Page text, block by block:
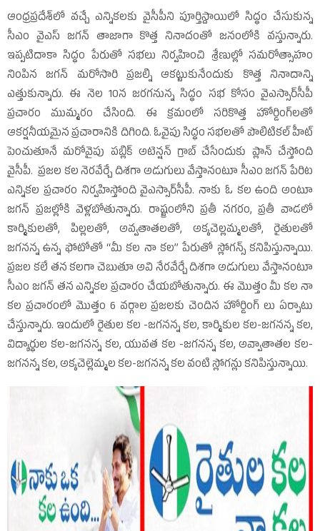
ఆంధ్రప్రదేశ్‌లో వచ్చే ఎన్నికలకు వైసీపీని పూర్తిస్దాయిలో సిద్ధం చేసుకున్న
సీఎం వైఎస్‌ జగన్‌ తాజాగా కొత్త నినాదంతో జనంలోకి వస్తున్నారు.
ఇప్పటిదాకా సిద్ధం పేరుతో సభలు నిర్వహించి శ్రేణుల్లో సమరోత్సాహం
నింపిన జగన్‌ మరోసారి ప్రజల్ని ఆకట్టుకునేందుకు కొత్త నినాదాన్ని
ఎత్తుకున్నారు. ఈ నెల 10న జరగనున్న సిద్ధం సభ కోసం వైఎస్సార్‌సీపీ
ప్రచారం ముమ్మరం చేసింది. ఈ క్రమంలో సరికొత్త హోర్డింగ్‌లతో
ఆకర్షనీయమైన ప్రచారానికి దిగింది. ఓవైపు సిద్ధం సభలతో పొలిటికల్‌ హీట్‌
పెంచుతూనే మరోవైపు పబ్లిక్‌ అటెన్షన్‌ గ్రాబ్‌ చేసేందుకు ప్లాన్‌ చేస్తోంది
వైసీపీ. ప్రజల కల నెరవేర్చే దిశగా అడుగులు వేస్తానంటూ సీఎం జగన్‌ పేరిట
ఎన్నికల ప్రచారం నిర్వహిస్తోంది వైఎస్సార్‌సీపీ. నాకు ఓ కల ఉంది అంటూ
జగన్‌ ప్రజల్లోకి వెళ్లబోతున్నారు. రాష్ట్రంలోని ప్రతీ నగరం, ప్రతీ వాడలో
కార్మికులతో, పిల్లలతో, అవ్వతాతలతో, అక్కచెల్లమ్మలతో, రైతులతో
జగనన్న ఉన్న ఫోటోతో ‘‘మీ కల నా కల’’ పేరుతో స్లోగన్స్‌ కనిపిస్తున్నాయి.
ప్రజల కలే తన కలగా చెబుతూ అవి నేరవేర్చే దిశగా అడుగులు వేస్తానంటూ
సీఎం జగన్‌ తన ఎన్నికల ప్రచారం చేయబోతున్నారు. ఈ మొత్తం మీ కల నా
కల ప్రచారంలో మొత్తం 6 వర్గాల ప్రజలకు చెందిన హోర్డింగ్‌ లు ఏర్పాటు
చేస్తున్నారు. ఇందులో రైతుల కల -జగనన్న కల, కార్మికుల కల-జగనన్న కల,
విద్యార్ధుల కల-జగనన్న కల, యువత కల -జగనన్న కల, అవ్వాతాతల కల-
జగనన్న కల, అక్కచెల్లెమ్మల కల-జగనన్న కల వంటి స్లోగన్లు కనిపిస్తున్నాయి.